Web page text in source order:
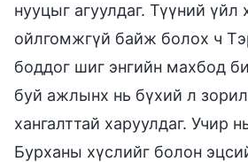
нууцыг агуулдаг. Түүний үйл
ойлгомжгүй байж болох ч
боддог шиг энгийн махбод
буй ажлынх нь бүхий л
хангалттай харуулдаг. Учир
Бурханы хүслийг болон